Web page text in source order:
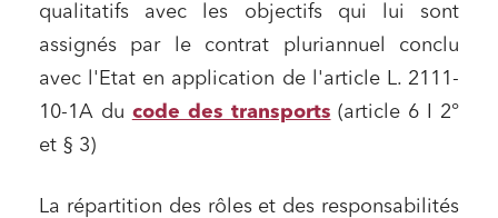
qualitatifs avec les objectifs qui lui sont
assignés par le contrat pluriannuel conclu
avec l'Etat en application de l'article L. 2111-
10-1A du code des transports (article 6 I 2°
et § 3)
La répartition des rôles et des responsabilités